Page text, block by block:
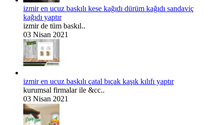
izmir en ucuz baskılı kese kağıdı dürüm kağıdı sandaviç
kağıdı yaptır
izmir de tüm baskıl..
03 Nisan 2021
izmir en ucuz baskılı çatal bıçak kaşık kılıfı yaptır
kurumsal firmalar ile &cc..
03 Nisan 2021